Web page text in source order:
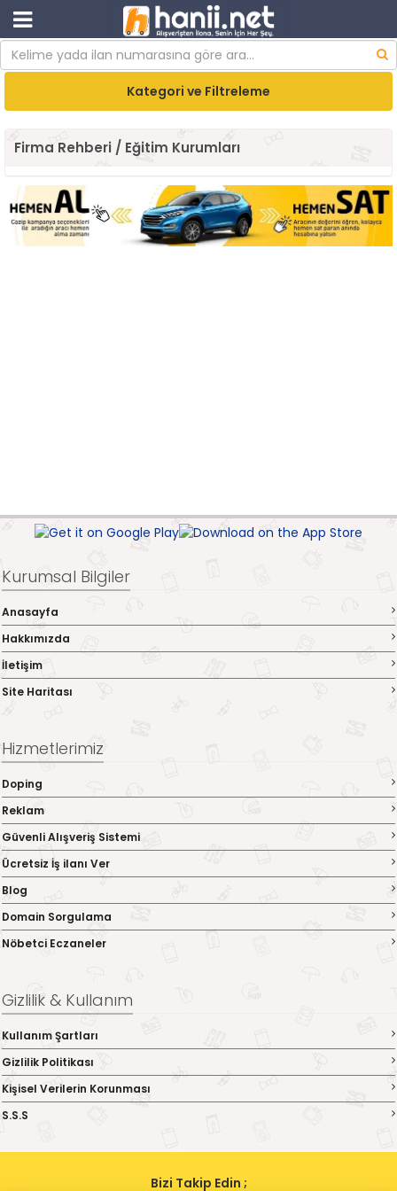
Kategori ve Filtreleme
Firma Rehberi / Eğitim Kurumları
Kurumsal Bilgiler
Anasayfa
Hakkımızda
İletişim
Site Haritası
Hizmetlerimiz
Doping
Reklam
Güvenli Alışveriş Sistemi
Ücretsiz İş ilanı Ver
Blog
Domain Sorgulama
Nöbetci Eczaneler
Gizlilik & Kullanım
Kullanım Şartları
Gizlilik Politikası
Kişisel Verilerin Korunması
S.S.S
Bizi Takip Edin ;